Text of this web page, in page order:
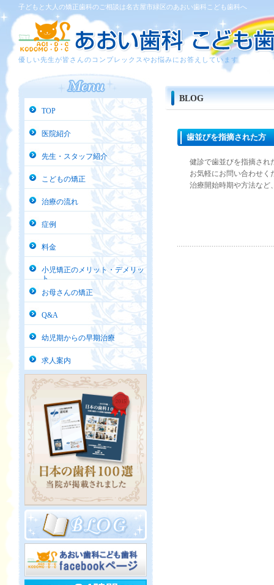
子どもと大人の矯正歯科のご相談は名古屋市緑区のあおい歯科こども歯科へ
優しい先生が皆さんのコンプレックスやお悩みにお答えしています
BLOG
歯並びを指摘された方
健診で歯並びを指摘され
お気軽にお問い合わせく
治療開始時期や方法など
TOP
医院紹介
先生・スタッフ紹介
こどもの矯正
治療の流れ
症例
料金
小児矯正のメリット・デメリッ
ト
お母さんの矯正
Q&A
幼児期からの早期治療
求人案内